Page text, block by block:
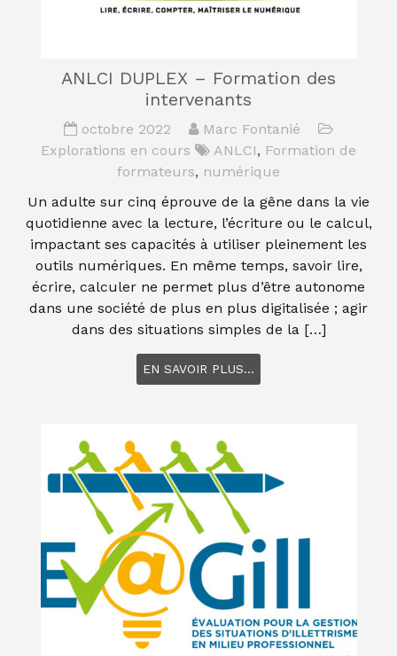
ANLCI DUPLEX – Formation des
intervenants
octobre 2022
Marc Fontanié
Explorations en cours
ANLCI, Formation de
formateurs, numérique
Un adulte sur cinq éprouve de la gêne dans la vie
quotidienne avec la lecture, l’écriture ou le calcul,
impactant ses capacités à utiliser pleinement les
outils numériques. En même temps, savoir lire,
écrire, calculer ne permet plus d’être autonome
dans une société de plus en plus digitalisée ; agir
dans des situations simples de la […]
EN SAVOIR PLUS...